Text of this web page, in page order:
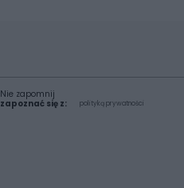
Nie zapomnij
zapoznać się z:
polityką prywatności